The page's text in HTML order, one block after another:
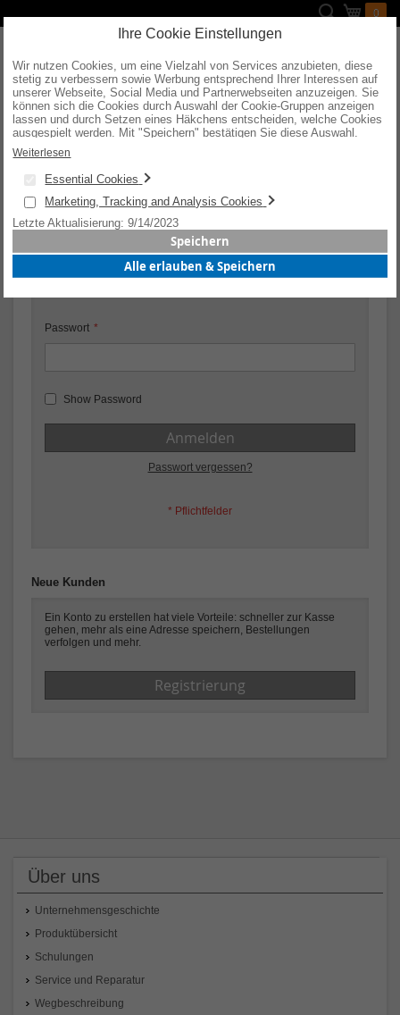
zum
Mein
0
Suche
KUNDENLOGIN
Wenn Sie ein Konto haben, melden Sie sich mit Ihrer E-Mail-
Adresse an.
E-Mail
Passwort
Show Password
Anmelden
Passwort vergessen?
Neue Kunden
Ein Konto zu erstellen hat viele Vorteile: schneller zur Kasse
gehen, mehr als eine Adresse speichern, Bestellungen
verfolgen und mehr.
Registrierung
Über uns
Unternehmensgeschichte
Produktübersicht
Schulungen
Service und Reparatur
Wegbeschreibung
Ihre Cookie Einstellungen
Wir nutzen Cookies, um eine Vielzahl von Services anzubieten, diese
stetig zu verbessern sowie Werbung entsprechend Ihrer Interessen auf
unserer Webseite, Social Media und Partnerwebseiten anzuzeigen. Sie
können sich die Cookies durch Auswahl der Cookie-Gruppen anzeigen
lassen und durch Setzen eines Häkchens entscheiden, welche Cookies
ausgespielt werden. Mit "Speichern" bestätigen Sie diese Auswahl.
Wenn Sie "alle erlauben & speichern" wählen, willigen Sie in die
Verwendung aller Cookies ein. Weitere Informationen erhalten Sie nach
Ihrer Bestätigung in unserer Datenschutzerklärung.
Weiterlesen
Essential Cookies
Marketing, Tracking and Analysis Cookies
Letzte Aktualisierung: 9/14/2023
Speichern
Alle erlauben & Speichern